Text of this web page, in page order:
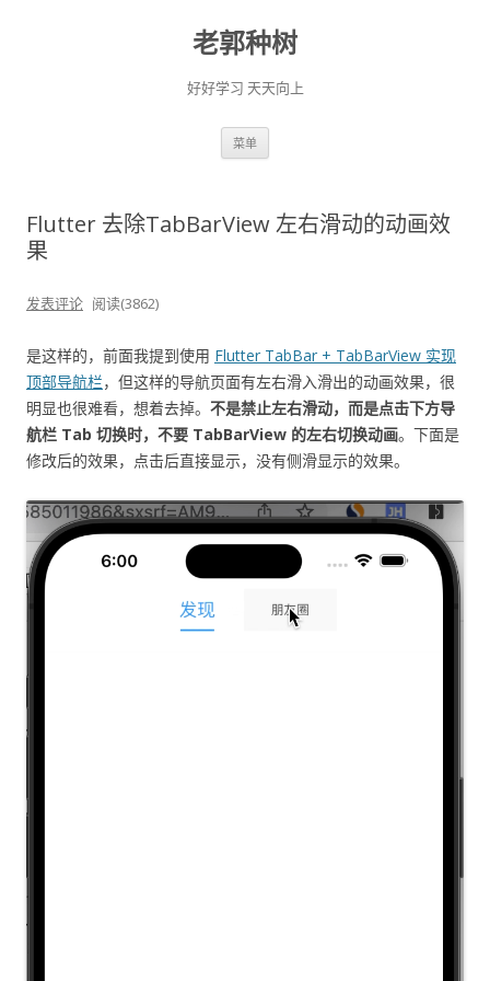
老郭种树
好好学习 天天向上
菜单
Flutter 去除TabBarView 左右滑动的动画效
果
发表评论 阅读(3862)
是这样的，前面我提到使用 Flutter TabBar + TabBarView 实现
顶部导航栏，但这样的导航页面有左右滑入滑出的动画效果，很
明显也很难看，想着去掉。 不是禁止左右滑动，而是点击下方导
航栏 Tab 切换时，不要 TabBarView 的左右切换动画。下面是
修改后的效果，点击后直接显示，没有侧滑显示的效果。